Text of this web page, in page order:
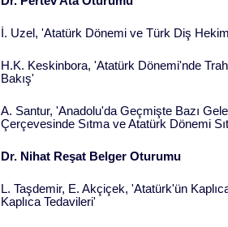
İ. Uzel, 'Atatürk Dönemi ve Türk Diş
H.K. Keskinbora, 'Atatürk Dönemi'nde
Bakış'
A. Santur, 'Anadolu'da Geçmişte Bazı
Çerçevesinde Sıtma ve Atatürk Dönemi
Dr. Nihat Reşat Belger Oturumu
L. Taşdemir, E. Akçiçek, 'Atatürk'ün
Kaplıca Tedavileri'